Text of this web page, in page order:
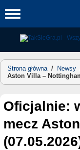
to
Strona główna/ Newsy
Aston Villa –
Oficjalnie: wyjściowe składy na
mecz